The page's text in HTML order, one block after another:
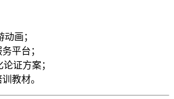
画；
平台；
证方案；
教材。